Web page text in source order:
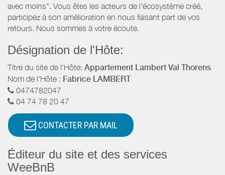
avec moins". Vous êtes les acteurs de l'écosystème créé,
participez à son amélioration en nous faisant part de vos
retours. Nous sommes à votre écoute.
Désignation de l'Hôte:
Titre du site de l'Hôte: Appartement Lambert Val Thorens
Nom de l'Hôte : Fabrice LAMBERT
0474782047
04 74 78 20 47
CONTACTER PAR MAIL
Éditeur du site et des services
WeeBnB